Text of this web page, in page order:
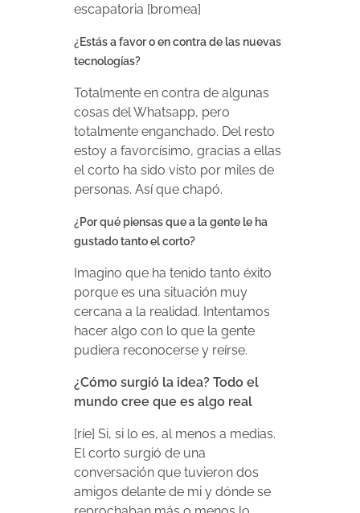
escapatoria [bromea]
¿Estás a favor o en contra de las nuevas
tecnologías?
Totalmente en contra de algunas
cosas del Whatsapp, pero
totalmente enganchado. Del resto
estoy a favorcísimo, gracias a ellas
el corto ha sido visto por miles de
personas. Así que chapó.
¿Por qué piensas que a la gente le ha
gustado tanto el corto?
Imagino que ha tenido tanto éxito
porque es una situación muy
cercana a la realidad. Intentamos
hacer algo con lo que la gente
pudiera reconocerse y reírse.
¿Cómo surgió la idea? Todo el
mundo cree que es algo real
[ríe] Si, si lo es, al menos a medias.
El corto surgió de una
conversación que tuvieron dos
amigos delante de mi y dónde se